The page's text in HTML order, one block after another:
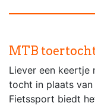
MTB
Liever een keertje
tocht in plaats van
Fietssport biedt